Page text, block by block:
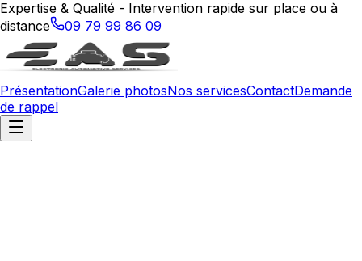
Expertise & Qualité - Intervention rapide sur place ou à
distance
09 79 99 86 09
PrésentationGalerie photosNos servicesContactDemande
de rappel